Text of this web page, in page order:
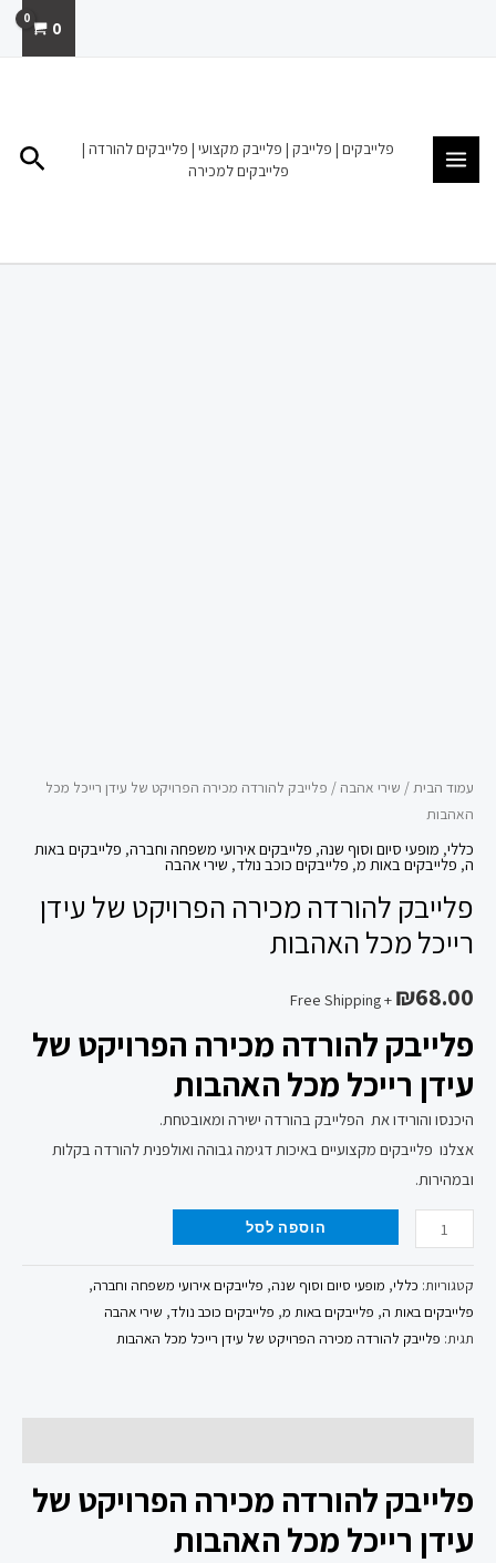
0
פלייבקים | פלייבק | פלייבק מקצועי | פלייבקים להורדה |
פלייבקים למכירה
עמוד הבית/ שירי אהבה / פלייבק להורדה מכירה הפרויקט של עידן רייכל מכל
האהבות
כללי, מופעי סיום וסוף שנה, פלייבקים אירועי משפחה וחברה, פלייבקים באות
ה, פלייבקים באות מ, פלייבקים כוכב נולד, שירי אהבה
פלייבק להורדה מכירה הפרויקט של עידן
רייכל מכל האהבות
₪68.00
+ Free Shipping
פלייבק להורדה מכירה הפרויקט של
עידן רייכל מכל האהבות
היכנסו והורידו את הפלייבק בהורדה ישירה ומאובטחת.
אצלנו פלייבקים מקצועיים באיכות דגימה גבוהה ואולפנית להורדה בקלות
ובמהירות.
הוספה לסל
קטגוריות: כללי, מופעי סיום וסוף שנה, פלייבקים אירועי משפחה וחברה,
פלייבקים באות ה, פלייבקים באות מ, פלייבקים כוכב נולד, שירי אהבה
תגית: פלייבק להורדה מכירה הפרויקט של עידן רייכל מכל האהבות
פלייבק להורדה מכירה הפרויקט של
עידן רייכל מכל האהבות